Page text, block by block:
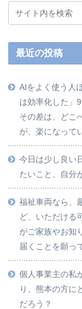
最近の投稿
AIをよく使う人
は効率化した
その差は、どこ
が、楽になって
今日は少し良い
たいこと、自分
福祉車両なら、
ど、いただける
がご家族やお知
届くことを願っ
個人事業主の私
り、熊本の方に
だろう？